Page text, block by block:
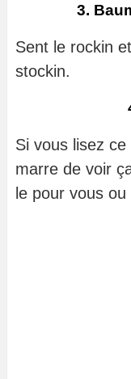
3.
Sent le rockin
stockin.
Si vous lisez
marre de voir
le pour vous ou